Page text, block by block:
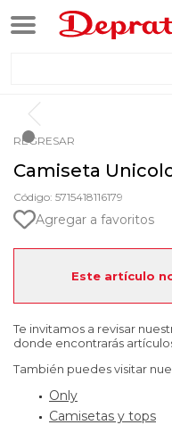
REGRESAR
Camiseta
Código: 5715418116179
Agregar a favoritos
Este artículo
Te invitamos a revisar
donde encontrarás
También puedes visitar
Only
Camisetas y tops